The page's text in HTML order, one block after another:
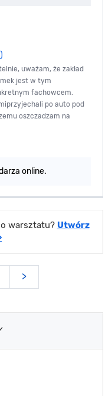
uważam, że zakład
jest w tym
fachowcem.
po auto pod
oszczadzam na
online.
warsztatu? Utwórz
>